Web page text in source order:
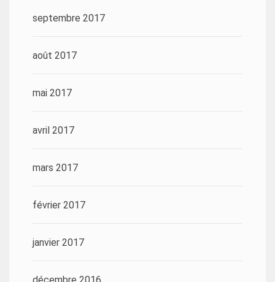
septembre 2017
août 2017
mai 2017
avril 2017
mars 2017
février 2017
janvier 2017